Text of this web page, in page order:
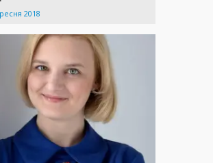
2018